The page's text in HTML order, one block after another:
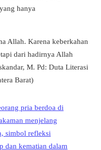
hanya
Allah. Karena keberkahan
dari hadirnya Allah
M. Pd: Duta Literasi
Barat)